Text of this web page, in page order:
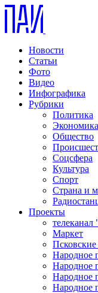
Новости
Статьи
Фото
Видео
Инфографика
Рубрики
Политика
Экономика
Общество
Соцсфера
Культура
Спорт
Страна и
Проекты
Маркет
Народное
Народное
Народное
Народное